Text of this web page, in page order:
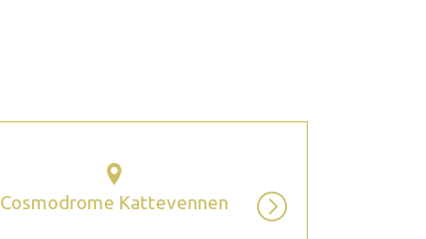
Cosmodrome Kattevennen